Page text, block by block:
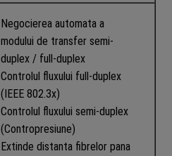
Negocierea automata a
modului de transfer semi-
duplex / full-duplex
Controlul fluxului full-duplex
(IEEE 802.3x)
Controlul fluxului semi-duplex
(Contropresiune)
Extinde distanta fibrelor pana